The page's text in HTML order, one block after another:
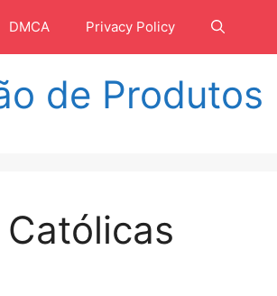
DMCA Privacy Policy
de Produtos